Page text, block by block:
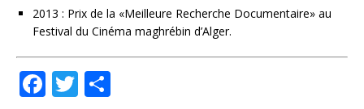
2013 : Prix de la «Meilleure Recherche Documentaire» au
Festival du Cinéma maghrébin d’Alger.
F T